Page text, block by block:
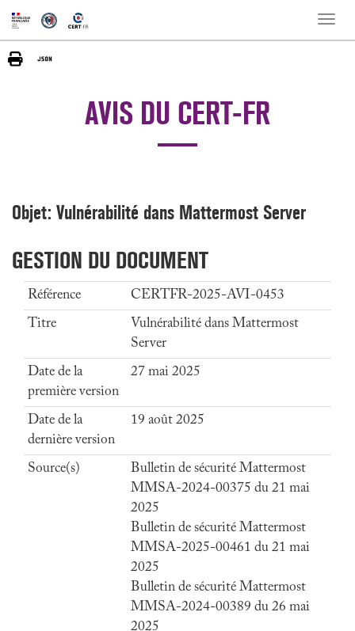
Toggle
AVIS DU CERT-FR
Objet: Vulnérabilité dans Mattermost Server
GESTION DU DOCUMENT
Référence
CERTFR-2025-AVI-0453
Titre
Vulnérabilité dans Mattermost
Server
Date de la
première version
27 mai 2025
Date de la
dernière version
19 août 2025
Source(s)
Bulletin de sécurité Mattermost
MMSA-2024-00375 du 21 mai
2025
Bulletin de sécurité Mattermost
MMSA-2025-00461 du 21 mai
2025
Bulletin de sécurité Mattermost
MMSA-2024-00389 du 26 mai
2025